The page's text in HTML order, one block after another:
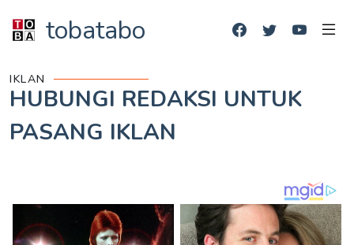
tobatabo
IKLAN
HUBUNGI REDAKSI UNTUK
PASANG IKLAN